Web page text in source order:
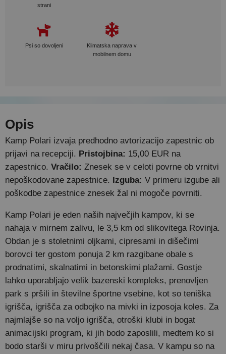
strani
Psi so dovoljeni
Klimatska naprava v
mobilnem domu
Opis
Kamp Polari izvaja predhodno avtorizacijo zapestnic ob
prijavi na recepciji. Pristojbina: 15,00 EUR na
zapestnico. Vračilo: Znesek se v celoti povrne ob vrnitvi
nepoškodovane zapestnice. Izguba: V primeru izgube ali
poškodbe zapestnice znesek žal ni mogoče povrniti.
Kamp Polari je eden naših največjih kampov, ki se
nahaja v mirnem zalivu, le 3,5 km od slikovitega Rovinja.
Obdan je s stoletnimi oljkami, cipresami in dišečimi
borovci ter gostom ponuja 2 km razgibane obale s
prodnatimi, skalnatimi in betonskimi plažami. Gostje
lahko uporabljajo velik bazenski kompleks, prenovljen
park s pršili in številne športne vsebine, kot so teniška
igrišča, igrišča za odbojko na mivki in izposoja koles. Za
najmlajše so na voljo igrišča, otroški klubi in bogat
animacijski program, ki jih bodo zaposlili, medtem ko si
bodo starši v miru privoščili nekaj časa. V kampu so na